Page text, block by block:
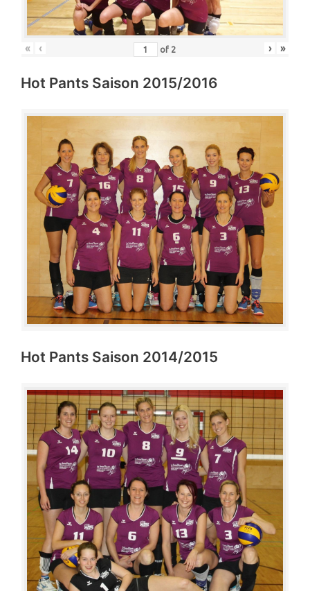
« ‹ of 2 › »
Hot Pants Saison 2015/2016
Hot Pants Saison 2014/2015